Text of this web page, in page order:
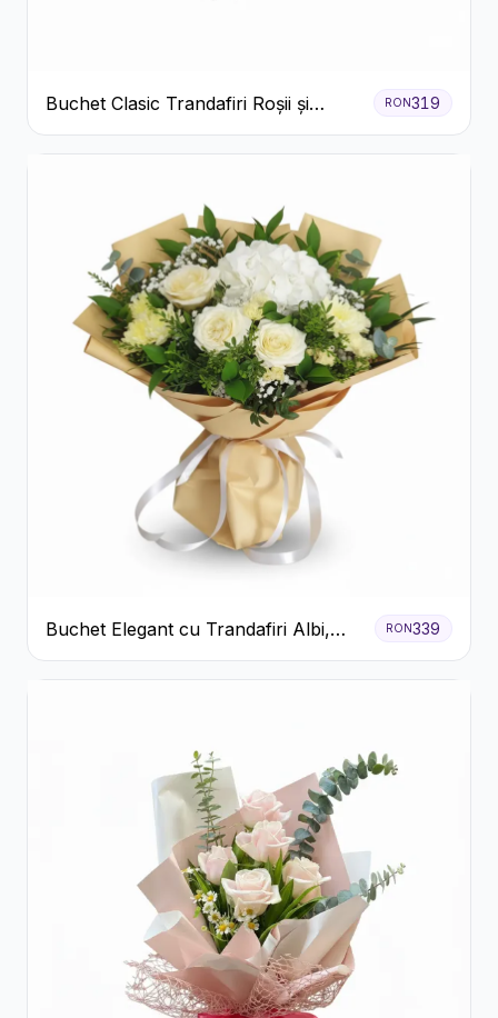
Buchet Clasic Trandafiri Roșii și
Eucalipt
RON319
Buchet Elegant cu Trandafiri Albi,
Hortensie și Crizanteme Crem
RON339